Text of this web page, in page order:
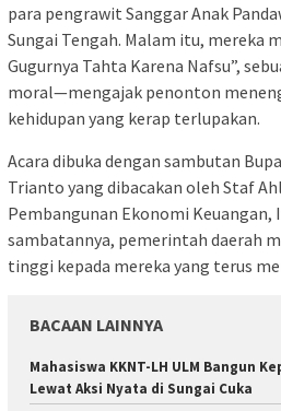
para pengrawit Sanggar Anak
Sungai Tengah. Malam itu, mereka
Gugurnya Tahta Karena Nafsu”,
moral—mengajak penonton
kehidupan yang kerap terlupakan.
Acara dibuka dengan sambutan
Trianto yang dibacakan oleh Staf
Pembangunan Ekonomi Keuangan,
sambatannya, pemerintah daerah
tinggi kepada mereka yang terus
BACAAN LAINNYA
Mahasiswa KKNT-LH ULM Bangun
Lewat Aksi Nyata di Sungai Cuka